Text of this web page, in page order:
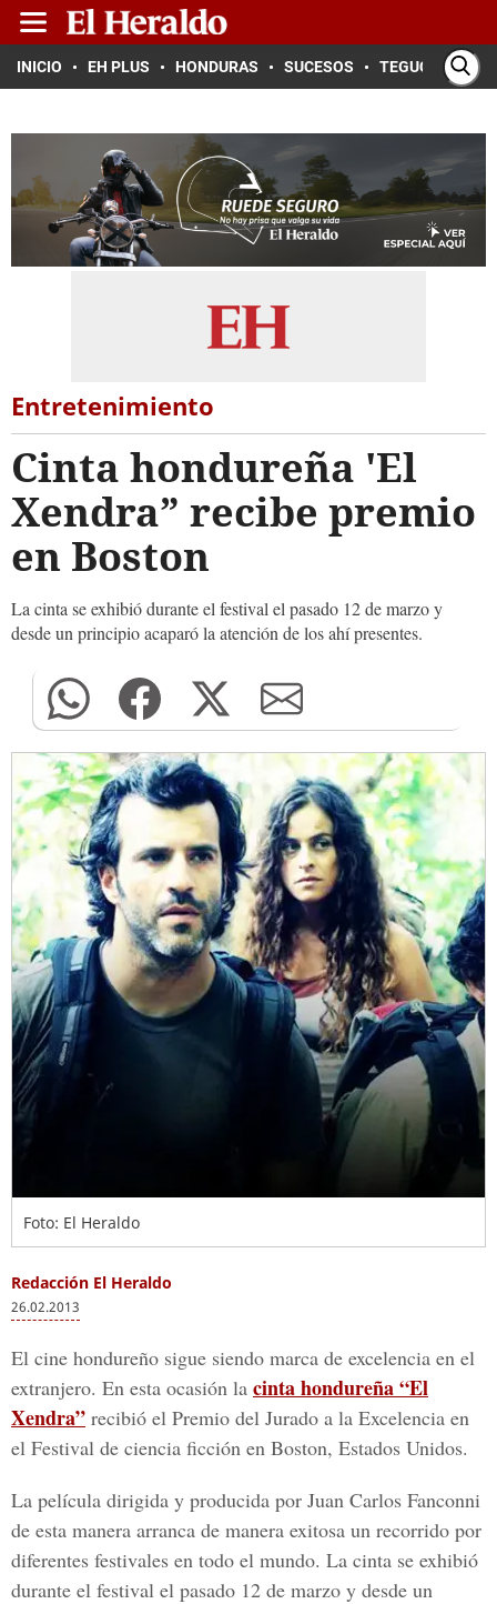
INICIO EH PLUS HONDURAS SUCESOS TEGUCIGALPA
Entretenimiento
Cinta hondureña 'El
Xendra” recibe premio
en Boston
La cinta se exhibió durante el festival el pasado 12 de marzo y
desde un principio acaparó la atención de los ahí presentes.
Foto: El Heraldo
Redacción El Heraldo
26.02.2013
El cine hondureño sigue siendo marca de excelencia en el
extranjero. En esta ocasión la cinta hondureña “El
Xendra” recibió el Premio del Jurado a la Excelencia en
el Festival de ciencia ficción en Boston, Estados Unidos.
La película dirigida y producida por Juan Carlos Fanconni
de esta manera arranca de manera exitosa un recorrido por
diferentes festivales en todo el mundo. La cinta se exhibió
durante el festival el pasado 12 de marzo y desde un